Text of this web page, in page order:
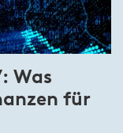
Was
für